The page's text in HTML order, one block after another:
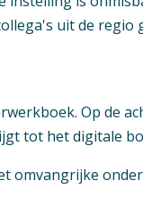
uit de regio
Op de
tot het digitale
omvangrijke